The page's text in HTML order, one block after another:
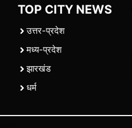
TOP CITY NEWS
उत्तर-प्रदेश
मध्य-प्रदेश
झारखंड
धर्म